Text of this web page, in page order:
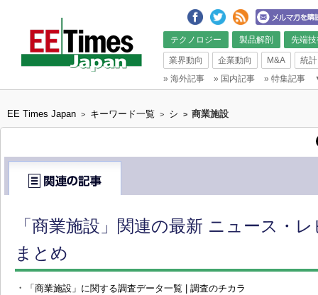
テクノロジー 製品解剖 先端
業界動向 企業動向 M&A
統計
» 海外記事 » 国内記事 » 特集記事
EE Times Japan > キーワード一覧 > シ > 商業施設
「商業施設」関連の最新 ニュース・
まとめ
・ 「商業施設」に関する調査データ一覧 | 調査のチカラ